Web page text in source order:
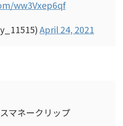
ww3Vxep6qf
April 24, 2021
マネークリップ